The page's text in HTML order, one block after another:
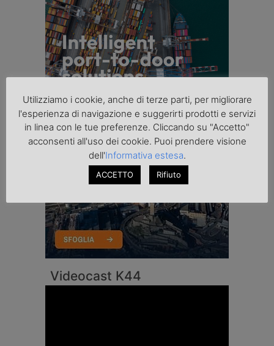
Videocast K44
Utilizziamo i cookie, anche di terze parti, per migliorare
l'esperienza di navigazione e suggerirti prodotti e servizi
in linea con le tue preferenze. Cliccando su "Accetto"
acconsenti all'uso dei cookie. Puoi prendere visione
dell'Informativa estesa.
ACCETTO Rifiuto